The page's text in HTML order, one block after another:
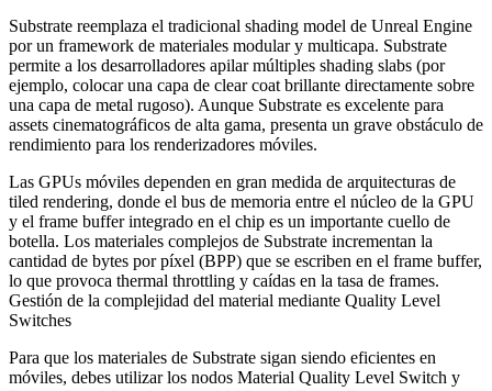
Substrate reemplaza el tradicional shading model de Unreal Engine
por un framework de materiales modular y multicapa. Substrate
permite a los desarrolladores apilar múltiples shading slabs (por
ejemplo, colocar una capa de clear coat brillante directamente sobre
una capa de metal rugoso). Aunque Substrate es excelente para
assets cinematográficos de alta gama, presenta un grave obstáculo de
rendimiento para los renderizadores móviles.
Las GPUs móviles dependen en gran medida de arquitecturas de
tiled rendering, donde el bus de memoria entre el núcleo de la GPU
y el frame buffer integrado en el chip es un importante cuello de
botella. Los materiales complejos de Substrate incrementan la
cantidad de bytes por píxel (BPP) que se escriben en el frame buffer,
lo que provoca thermal throttling y caídas en la tasa de frames.
Gestión de la complejidad del material mediante Quality Level
Switches
Para que los materiales de Substrate sigan siendo eficientes en
móviles, debes utilizar los nodos Material Quality Level Switch y